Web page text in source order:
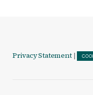
Privacy Statement |